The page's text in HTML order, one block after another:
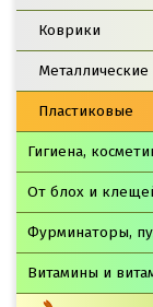
Коврики
Металлические
Пластиковые
Гигиена,
От блох и
Фурминаторы,
Витамины и